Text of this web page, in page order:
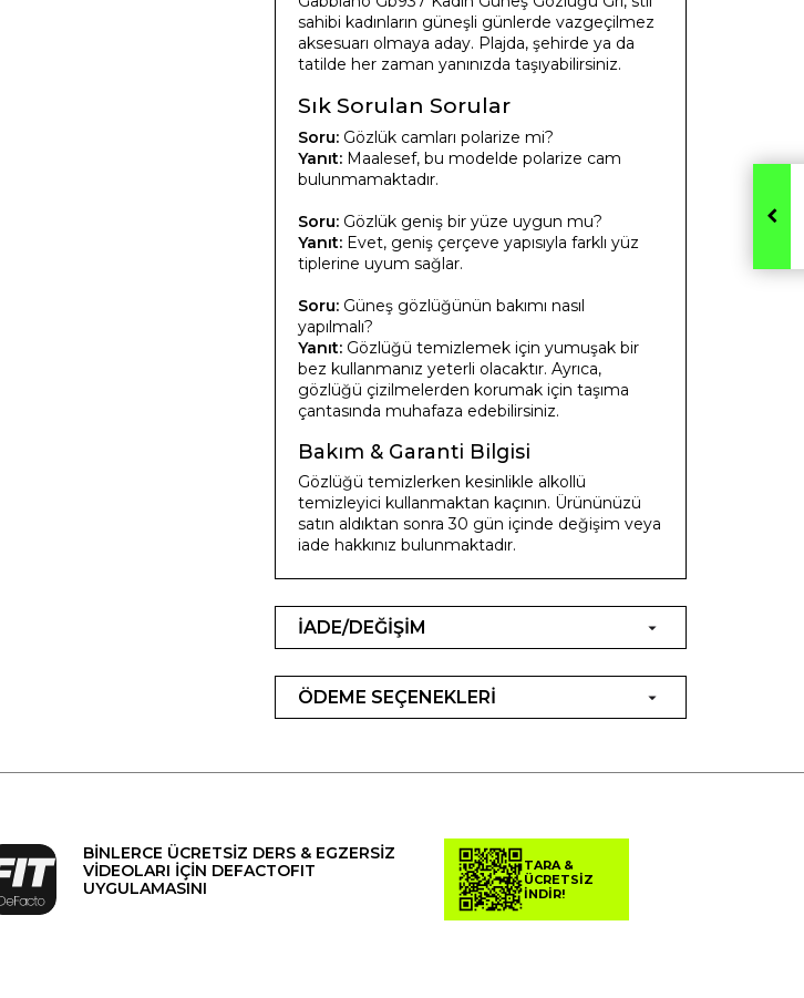
sahibi kadınların güneşli günlerde vazgeçilmez
aksesuarı olmaya aday. Plajda, şehirde ya da
tatilde her zaman yanınızda taşıyabilirsiniz.
Sık Sorulan Sorular
Soru: Gözlük camları polarize mi?
Yanıt: Maalesef, bu modelde polarize cam
bulunmamaktadır.
Soru: Gözlük geniş bir yüze uygun mu?
Yanıt: Evet, geniş çerçeve yapısıyla farklı yüz
tiplerine uyum sağlar.
Soru: Güneş gözlüğünün bakımı nasıl
yapılmalı?
Yanıt: Gözlüğü temizlemek için yumuşak bir
bez kullanmanız yeterli olacaktır. Ayrıca,
gözlüğü çizilmelerden korumak için taşıma
çantasında muhafaza edebilirsiniz.
Bakım & Garanti Bilgisi
Gözlüğü temizlerken kesinlikle alkollü
temizleyici kullanmaktan kaçının. Ürününüzü
satın aldıktan sonra 30 gün içinde değişim veya
iade hakkınız bulunmaktadır.
İADE/DEĞİŞİM
ÖDEME SEÇENEKLERİ
BİNLERCE ÜCRETSİZ DERS & EGZERSİZ
VİDEOLARI İÇİN DEFACTOFIT
UYGULAMASINI
TARA &
ÜCRETSİZ
İNDİR!